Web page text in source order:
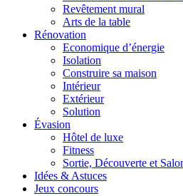
Revêtement mural
Arts de la table
Rénovation
Economique d’énergie
Isolation
Construire sa maison
Intérieur
Extérieur
Solution
Évasion
Hôtel de luxe
Fitness
Sortie, Découverte et
Idées & Astuces
Jeux concours